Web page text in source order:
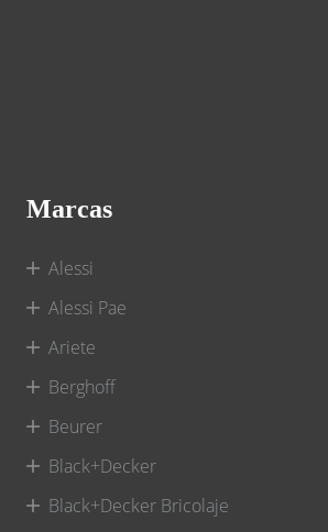
Marcas
Alessi
Alessi Pae
Ariete
Berghoff
Beurer
Black+Decker
Black+Decker Bricolaje